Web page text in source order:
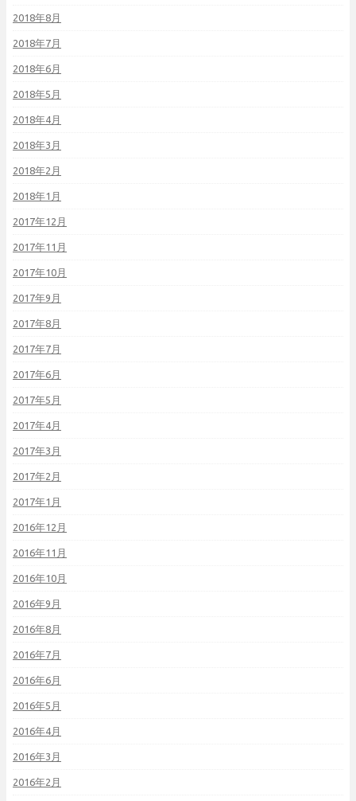
2018年8月
2018年7月
2018年6月
2018年5月
2018年4月
2018年3月
2018年2月
2018年1月
2017年12月
2017年11月
2017年10月
2017年9月
2017年8月
2017年7月
2017年6月
2017年5月
2017年4月
2017年3月
2017年2月
2017年1月
2016年12月
2016年11月
2016年10月
2016年9月
2016年8月
2016年7月
2016年6月
2016年5月
2016年4月
2016年3月
2016年2月